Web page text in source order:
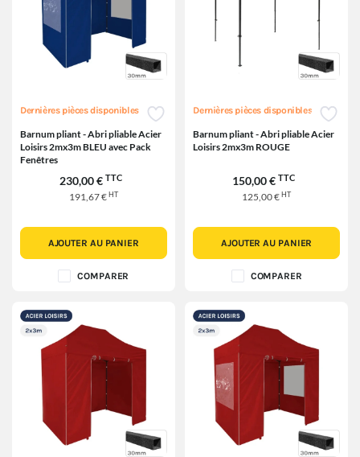
Dernières pièces disponibles
Barnum pliant - Abri pliable Acier
Loisirs 2mx3m BLEU avec Pack
Fenêtres
230,00 € TTC
191,67 €HT
AJOUTER AU PANIER
COMPARER
Dernières pièces disponibles
Barnum pliant - Abri pliable Acier
Loisirs 2mx3m ROUGE
150,00 € TTC
125,00 €HT
AJOUTER AU PANIER
COMPARER